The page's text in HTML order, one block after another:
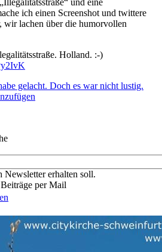
ich einen Screenshot und twittere
wir lachen über die humorvollen
Holland. :-)
gelacht. Doch es war nicht lustig.
erhalten soll.
per Mail